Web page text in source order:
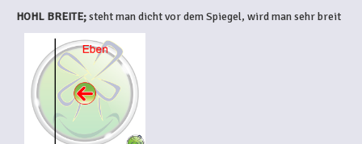
HOHL BREITE;steht man dicht vor dem Spiegel, wird man sehr breit